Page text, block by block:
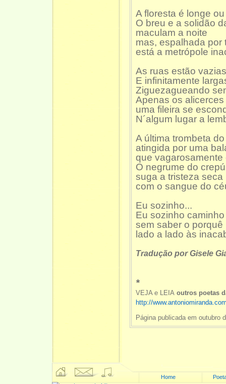
A floresta é longe
O breu e a solidão
maculam a noite
mas, espalhada por
está a metrópole
As ruas estão
E infinitamente
Ziguezagueando
Apenas os
uma fileira se
N´algum lugar a
A última trombeta
atingida por uma
que
O negrume do
suga a tristeza seca
com o sangue do
Eu sozinho...
Eu sozinho caminho
sem saber o porquê
lado a lado às
Tradução por Gisele
*
VEJA e LEIA outros poetas
http://
Página publicada em outubro
Home